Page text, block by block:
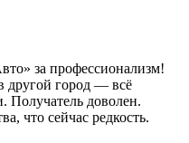
за профессионализм!
другой город — всё
Получатель доволен.
что сейчас редкость.